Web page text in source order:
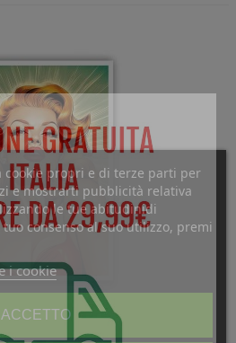
Carta Di Riso Fumetti Per
cookie propri e di terze parti per
e mostrarti pubblicità relativa
le tue abitudinidi
consenso al suo utilizzo, premi
i cookie
ACCETTO